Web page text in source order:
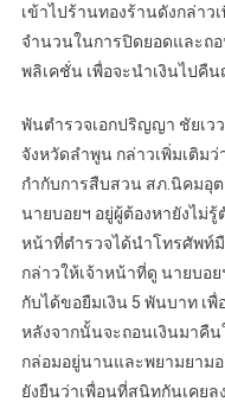
เข้าไปร้านทองร้านดังกล่าว
จำนวนในการปิดยอดและถ
พลิเคชั่น เพื่อจะนำเงินไปคื
พันตำรวจเอกปริญญา ชัยเว
จังหวัดลำพูน กล่าวเพิ่มเติม
กำกับการสืบสวน สภ.นิคมอุ
นายบอยฯ อยู่ผู้ต้องหายังไม่
หน้าที่ตำรวจได้นำโทรศัพท์
กล่าวให้เจ้าหน้าที่ดู นายบอ
กับได้ขอยืมเงิน 5 พันบาท เ
หลังจากนั้นจะถอนเงินมาคืน
กล่อมอยู่นานและพยามยาม
ยังยืนว่าเพื่อนที่สนิทกันเคย